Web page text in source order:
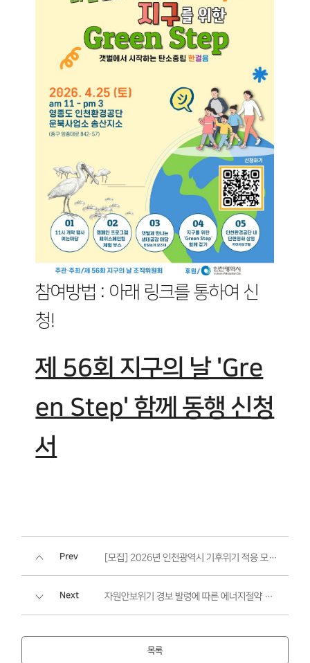
참여방법 : 아래 링크를 통하여 신
청!
제 56회 지구의 날 'Gre
en Step' 함께 동행 신청
서
Prev [모집] 2026년 인천광역시 기후위기 적응 모니터링단
Next 자원안보위기 경보 발령에 따른 에너지절약 국민행동 안내
목록